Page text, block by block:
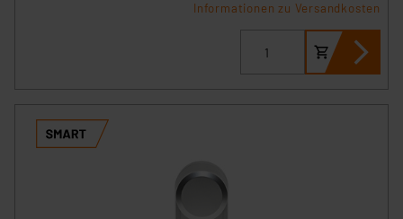
Informationen zu Versandkosten